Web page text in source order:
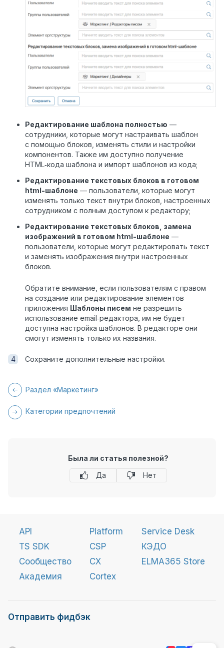
Редактирование шаблона полностью —
сотрудники, которые могут настраивать шаблон
с помощью блоков, изменять стили и настройки
компонентов. Также им доступно получение
HTML‑кода шаблона и импорт шаблонов из кода;
Редактирование текстовых блоков в готовом
html-шаблоне — пользователи, которые могут
изменять только текст внутри блоков, настроенных
сотрудником с полным доступом к редактору;
Редактирование текстовых блоков, замена
изображений в готовом html-шаблоне —
пользователи, которые могут редактировать текст
и заменять изображения внутри настроенных
блоков.
Обратите внимание, если пользователям с правом
на создание или редактирование элементов
приложения Шаблоны писем не разрешить
использование email‑редактора, им не будет
доступна настройка шаблонов. В редакторе они
смогут изменять только их названия.
Сохраните дополнительные настройки.
Раздел «Маркетинг»
Категории предпочтений
Была ли статья полезной?
Да
Нет
API
TS SDK
Сообщество
Академия
Platform
CSP
CX
Cortex
Service Desk
КЭДО
ELMA365 Store
Отправить фидбэк